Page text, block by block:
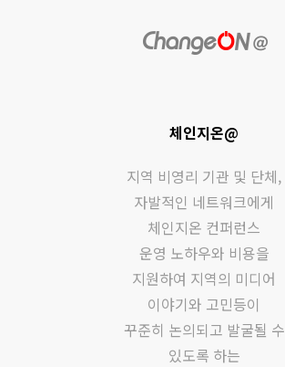
체인지온@
지역 비영리 기관 및 단체,
자발적인 네트워크에게
체인지온 컨퍼런스
운영 노하우와 비용을
지원하여 지역의 미디어
이야기와 고민등이
꾸준히 논의되고 발굴될 수
있도록 하는